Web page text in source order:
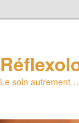
Le soin autrement…